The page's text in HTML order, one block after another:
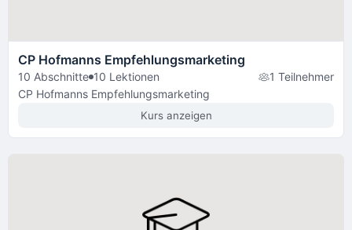
CP Hofmanns Empfehlungsmarketing
10 Abschnitte 10 Lektionen
1 Teilnehmer
CP Hofmanns Empfehlungsmarketing
Kurs anzeigen